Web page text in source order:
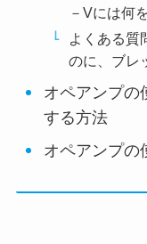
－Vには何
よくある質
のに、ブレ
オペアンプの
する方法
オペアンプの